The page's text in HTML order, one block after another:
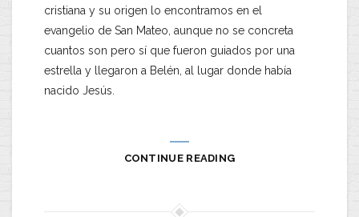
cristiana y su origen lo encontramos en el
evangelio de San Mateo, aunque no se concreta
cuantos son pero sí que fueron guiados por una
estrella y llegaron a Belén, al lugar donde había
nacido Jesús.
CONTINUE READING